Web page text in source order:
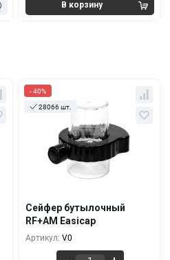
- 40%
28066 шт.
Сейфер бутылочный
RF+AM Easicap
Артикул: V0
Кол-во За 1 шт.
100+
2.74 руб.